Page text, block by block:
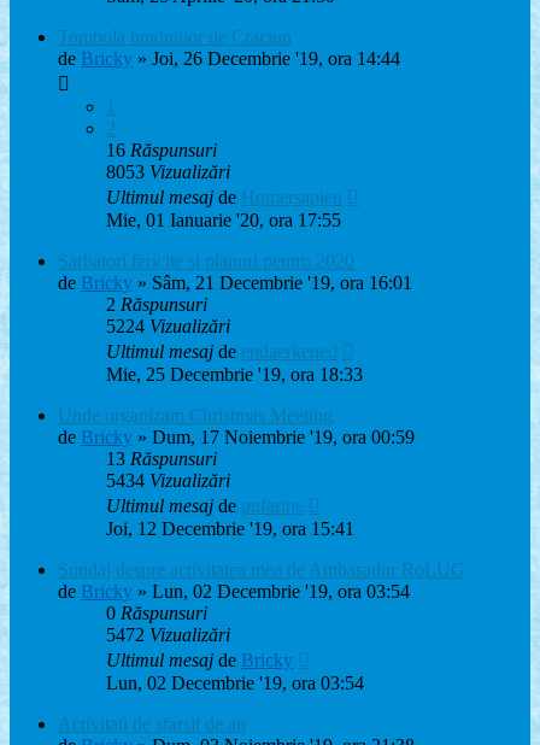
Tombola bradutilor de Craciun
de Bricky » Joi, 26 Decembrie '19, ora 14:44
1
2
16 Răspunsuri
8053 Vizualizări
Ultimul mesaj de Homersapien
Mie, 01 Ianuarie '20, ora 17:55
Sarbatori fericite si planuri pentru 2020
de Bricky » Sâm, 21 Decembrie '19, ora 16:01
2 Răspunsuri
5224 Vizualizări
Ultimul mesaj de endaerkened
Mie, 25 Decembrie '19, ora 18:33
Unde organizam Christmas Meeting
de Bricky » Dum, 17 Noiembrie '19, ora 00:59
13 Răspunsuri
5434 Vizualizări
Ultimul mesaj de pufarine
Joi, 12 Decembrie '19, ora 15:41
Sondaj despre activitatea mea de Ambasador RoLUG
de Bricky » Lun, 02 Decembrie '19, ora 03:54
0 Răspunsuri
5472 Vizualizări
Ultimul mesaj de Bricky
Lun, 02 Decembrie '19, ora 03:54
Activitati de sfarsit de an